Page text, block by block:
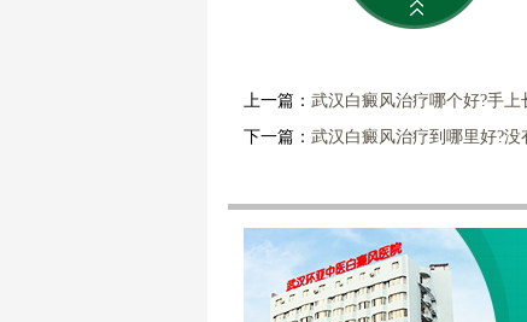
上一篇： 武汉白癜风治疗哪个好?手
下一篇： 武汉白癜风治疗到哪里好?